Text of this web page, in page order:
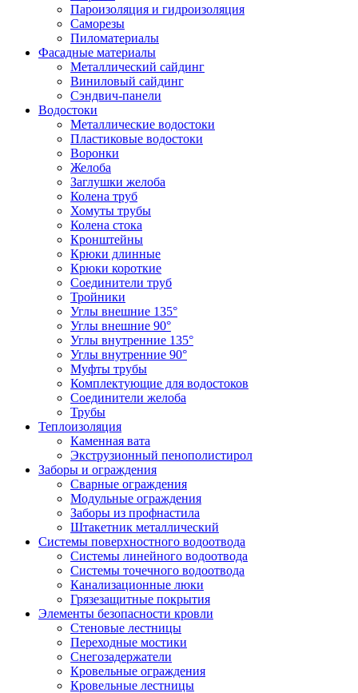
Пароизоляция и гидроизоляция
Саморезы
Пиломатериалы
Фасадные материалы
Металлический сайдинг
Виниловый сайдинг
Сэндвич-панели
Водостоки
Металлические водостоки
Пластиковые водостоки
Воронки
Желоба
Заглушки желоба
Колена труб
Хомуты трубы
Колена стока
Кронштейны
Крюки длинные
Крюки короткие
Соединители труб
Тройники
Углы внешние 135°
Углы внешние 90°
Углы внутренние 135°
Углы внутренние 90°
Муфты трубы
Комплектующие для водостоков
Соединители желоба
Трубы
Теплоизоляция
Каменная вата
Экструзионный пенополистирол
Заборы и ограждения
Сварные ограждения
Модульные ограждения
Заборы из профнастила
Штакетник металлический
Системы поверхностного водоотвода
Системы линейного водоотвода
Системы точечного водоотвода
Канализационные люки
Грязезащитные покрытия
Элементы безопасности кровли
Стеновые лестницы
Переходные мостики
Снегозадержатели
Кровельные ограждения
Кровельные лестницы